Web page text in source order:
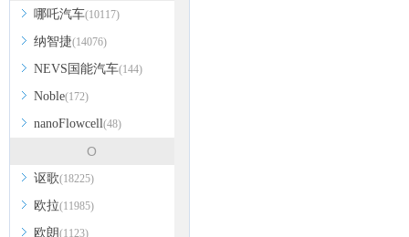
哪吒汽车(10117)
纳智捷(14076)
NEVS国能汽车(144)
Noble(172)
nanoFlowcell(48)
O
讴歌(18225)
欧拉(11985)
欧朗(1123)